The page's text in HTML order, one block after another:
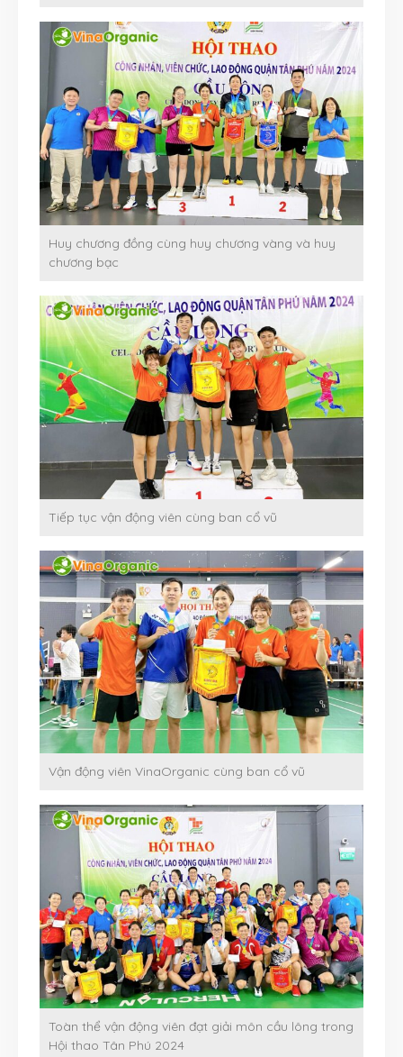
Huy chương đồng cùng huy chương vàng và huy
chương bạc
Tiếp tục vận động viên cùng ban cổ vũ
Vận động viên VinaOrganic cùng ban cổ vũ
Toàn thể vận động viên đạt giải môn cầu lông trong
Hội thao Tân Phú 2024